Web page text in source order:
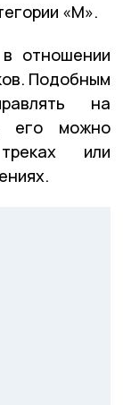
«М».
отношении
Подобным
на
его можно
или